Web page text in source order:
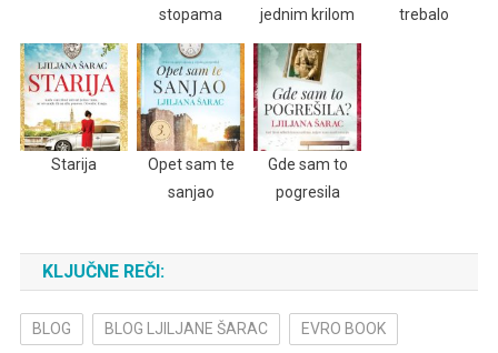
stopama
jednim krilom
trebalo
Starija
Opet sam te
sanjao
Gde sam to
pogresila
KLJUČNE REČI:
BLOG BLOG LJILJANE ŠARAC EVRO BOOK